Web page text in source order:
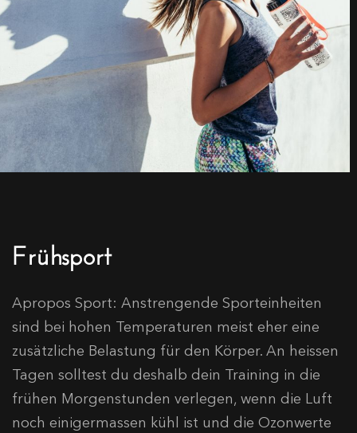
Frühsport
Apropos Sport: Anstrengende Sporteinheiten
sind bei hohen Temperaturen meist eher eine
zusätzliche Belastung für den Körper. An heissen
Tagen solltest du deshalb dein Training in die
frühen Morgenstunden verlegen, wenn die Luft
noch einigermassen kühl ist und die Ozonwerte